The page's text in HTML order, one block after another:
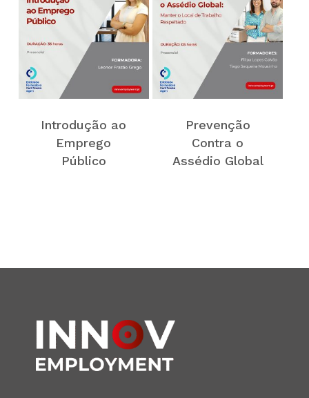
Introdução ao
Emprego
Público
Prevenção
Contra o
Assédio Global